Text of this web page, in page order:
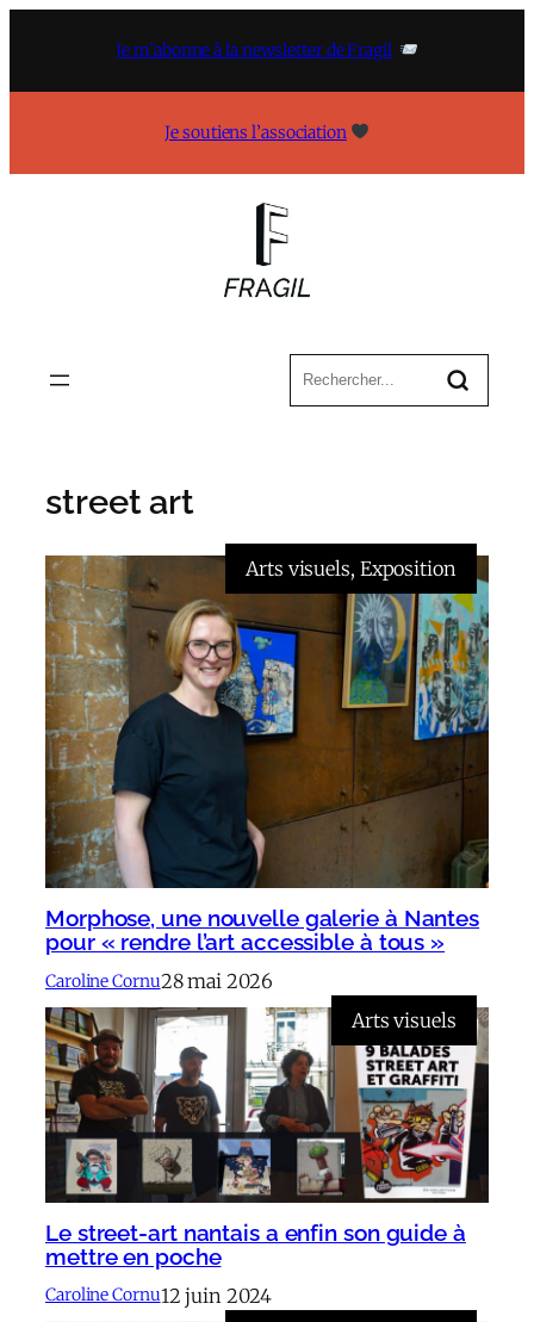
Je m’abonne à la newsletter de Fragil
Je soutiens l’association
street art
Arts visuels, Exposition
Morphose, une nouvelle galerie à Nantes
pour « rendre l’art accessible à tous »
Caroline Cornu28 mai 2026
Arts visuels
Le street-art nantais a enfin son guide à
mettre en poche
Caroline Cornu12 juin 2024